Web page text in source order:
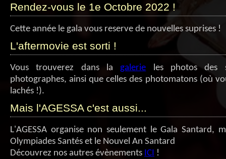
Rendez-vous le 1e Octobre 2022 !
Cette année le gala vous reserve de nouvelles suprises !
L'aftermovie est sorti !
Vous trouverez dans lagalerie les photos des
photographes, ainsi que celles des photomatons (où
lachés !).
Mais l'AGESSA c'est aussi...
L'AGESSA organise non seulement le Gala Santard,
Olympiades Santés et le Nouvel An Santard
Découvrez nos autres évènements ICI !